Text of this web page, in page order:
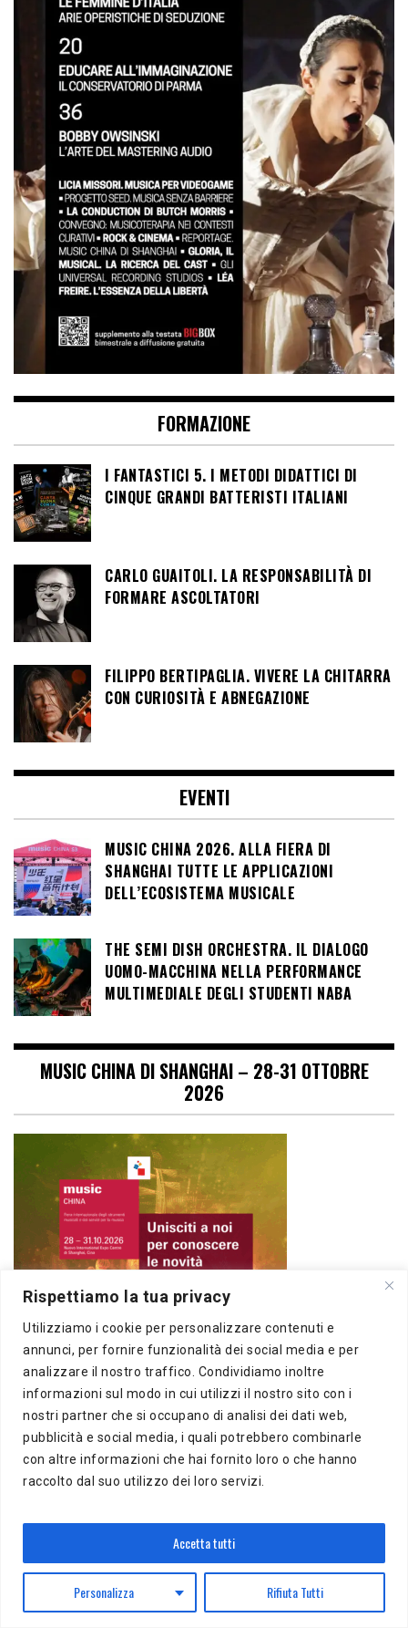
Rispettiamo la tua privacy
Utilizziamo i cookie per personalizzare contenuti e
annunci, per fornire funzionalità dei social media e per
analizzare il nostro traffico. Condividiamo inoltre
informazioni sul modo in cui utilizzi il nostro sito con i
nostri partner che si occupano di analisi dei dati web,
pubblicità e social media, i quali potrebbero combinarle
con altre informazioni che hai fornito loro o che hanno
raccolto dal suo utilizzo dei loro servizi.
Personalizza Rifiuta Tutti
Accetta tutti
FORMAZIONE
I FANTASTICI 5. I METODI DIDATTICI DI
CINQUE GRANDI BATTERISTI ITALIANI
CARLO GUAITOLI. LA RESPONSABILITÀ DI
FORMARE ASCOLTATORI
FILIPPO BERTIPAGLIA. VIVERE LA CHITARRA
CON CURIOSITÀ E ABNEGAZIONE
EVENTI
MUSIC CHINA 2026. ALLA FIERA DI
SHANGHAI TUTTE LE APPLICAZIONI
DELL’ECOSISTEMA MUSICALE
THE SEMI DISH ORCHESTRA. IL DIALOGO
UOMO-MACCHINA NELLA PERFORMANCE
MULTIMEDIALE DEGLI STUDENTI NABA
MUSIC CHINA DI SHANGHAI – 28-31 OTTOBRE
2026
IL MIO PRIMO… GRANDI COMPOSITORI PER
PIANOFORTE FACILE